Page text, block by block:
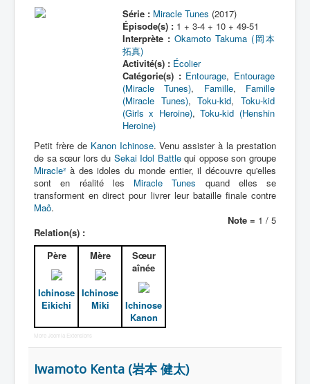
Série : Miracle Tunes (2017)
Épisode(s) :1 + 3-4 + 10 + 49-51
Interprète : Okamoto Takuma (岡本
拓真)
Activité(s) : Écolier
Catégorie(s) : Entourage, Entourage
(Miracle Tunes), Famille, Famille
(Miracle Tunes),Toku-kid, Toku-kid
(Girls x Heroine),Toku-kid (Henshin
Heroine)
Petit frère de Kanon Ichinose. Venu assister à la prestation
de sa sœur lors du Sekai Idol Battlequi oppose son groupe
Miracle² à des idoles du monde entier, il découvre qu'elles
sont en réalité les Miracle Tunes quand elles se
transforment en direct pour livrer leur bataille finale contre
Maô.
Note = 1 / 5
Relation(s) :
Père
Ichinose
Eikichi
Mère
Ichinose
Miki
Sœur
aînée
Ichinose
Kanon
More Joomla Extensions
Iwamoto Kenta (岩本 健太)